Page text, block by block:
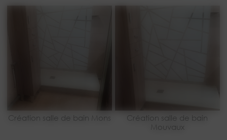
Création salle de bain Mons
Création salle de bain
Mouvaux